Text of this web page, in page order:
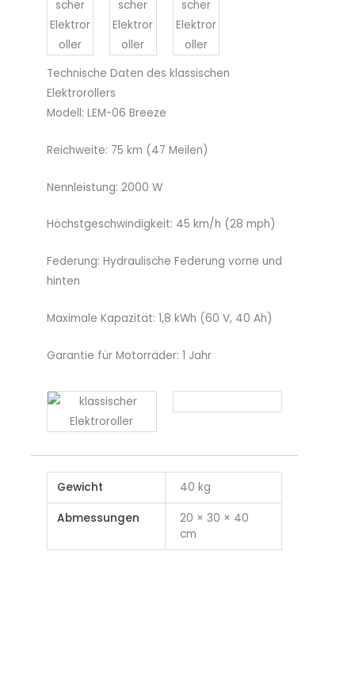
Technische Daten des klassischen
Elektrorollers
Modell: LEM-06 Breeze
Reichweite: 75 km (47 Meilen)
Nennleistung: 2000 W
Höchstgeschwindigkeit: 45 km/h (28 mph)
Federung: Hydraulische Federung vorne und
hinten
Maximale Kapazität: 1,8 kWh (60 V, 40 Ah)
Garantie für Motorräder: 1 Jahr
Gewicht 40 kg
Abmessungen
20 × 30 × 40
cm